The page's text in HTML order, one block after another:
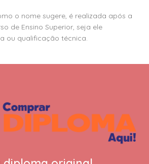
o nome sugere, é realizada após a
de Ensino Superior, seja ele
ou qualificação técnica.